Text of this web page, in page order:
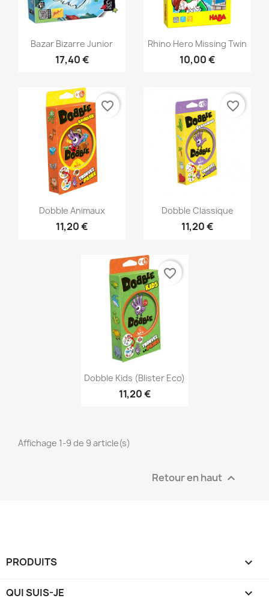
Aperçu rapide
Bazar Bizarre Junior
17,40 €
 Aperçu rapide
Rhino Hero Missing Twin
10,00 €
Aperçu rapide
Dobble Animaux
11,20 €
favorite_border
Aperçu rapide
Dobble Classique
11,20 €
favorite_border
Aperçu rapide
Dobble Kids (Blister Eco)
11,20 €
favorite_border
Affichage 1-9 de 9 article(s)
Retour en haut 
PRODUITS 
QUI SUIS-JE 